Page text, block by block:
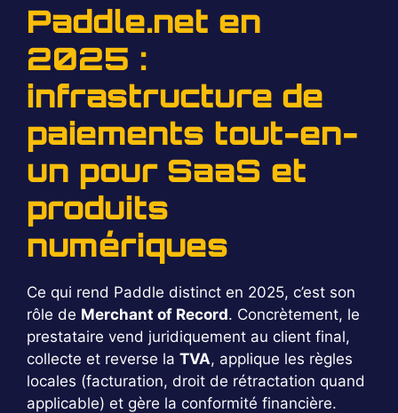
Paddle.net en
2025 :
infrastructure de
paiements tout-en-
un pour SaaS et
produits
numériques
Ce qui rend Paddle distinct en 2025, c’est son
rôle de Merchant of Record. Concrètement, le
prestataire vend juridiquement au client final,
collecte et reverse la TVA, applique les règles
locales (facturation, droit de rétractation quand
applicable) et gère la conformité financière.